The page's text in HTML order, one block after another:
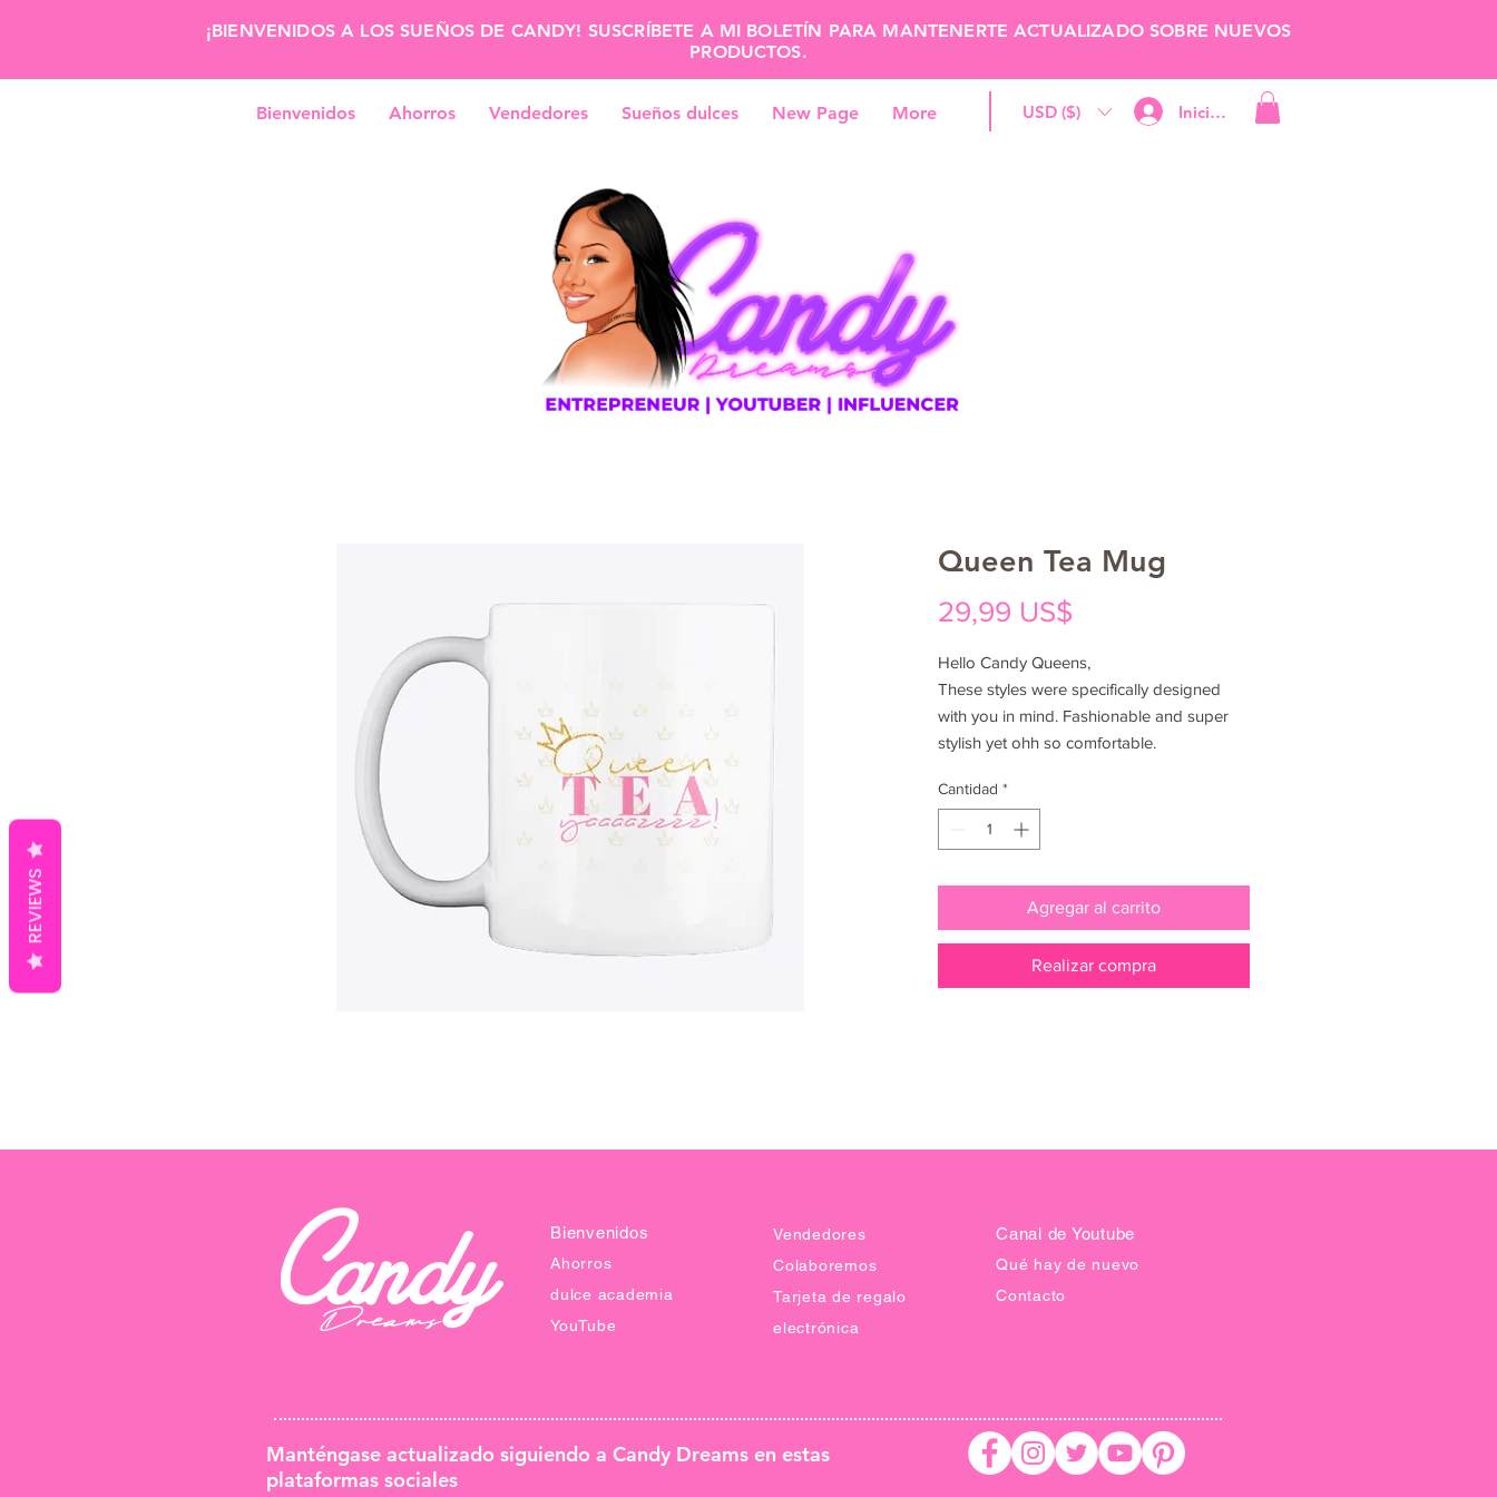
¡BIENVENIDOS A LOS SUEÑOS DE CANDY! SUSCRÍBETE A MI BOLETÍN PARA MANTENERTE ACTUALIZADO SOBRE NUEVOS
PRODUCTOS.
Bienvenidos Ahorros Vendedores Sueños dulces New Page More USD ($) Iniciar sesión
Queen Tea Mug
29,99 US$
Hello Candy Queens,
These styles were specifically designed
with you in mind. Fashionable and super
stylish yet ohh so comfortable.
Cantidad *
Agregar al carrito
Realizar compra
Bienvenidos
Ahorros
dulce academia
YouTube
Vendedores
Colaboremos
Tarjeta de regalo
electrónica
Canal de Youtube
Qué hay de nuevo
Contacto
Manténgase actualizado siguiendo a Candy Dreams en estas
plataformas sociales
REVIEWS